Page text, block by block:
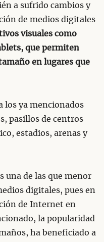
a sufrido cambios y
de medios digitales
visuales como
que permiten
en lugares que
los ya mencionados
pasillos de centros
estadios, arenas y
una de las que menor
digitales, pues en
de Internet en
la popularidad
ha beneficiado a